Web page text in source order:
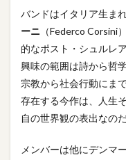
バンドはイタリア生ま
ーニ （Federco Corsini
的なポスト・シュルレ
興味の範囲は詩から哲
宗教から社会行動にま
存在する今作は、人生
自の世界観の表出なのだ
メンバーは他にデンマ